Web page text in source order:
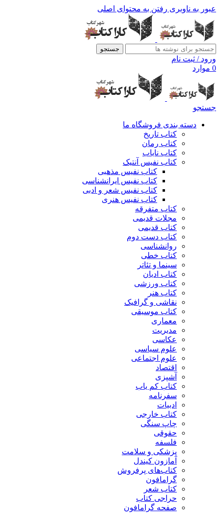
عبور به ناوبری رفتن به محتوای اصلی
جستجو
ورود / ثبت نام
0 موارد
جستجو
دسته بندی فروشگاه ما
کتاب تاریخ
کتاب رمان
کتاب نایاب
کتاب نفیس آنتیک
کتاب نفیس مذهبی
کتاب نفیس ایرانشناسی
کتاب نفیس شعر و ادبی
کتاب نفیس هنری
کتاب متفرقه
مجلات قدیمی
کتاب قدیمی
کتاب دست دوم
روانشناسی
کتاب خطی
سینما و تئاتر
کتاب ادیان
کتاب ورزشی
کتاب هنر
نقاشی و گرافیک
کتاب موسیقی
معماری
مدیریت
عکاسی
علوم سیاسی
علوم اجتماعی
اقتصاد
آشپزی
کتاب کم یاب
سفرنامه
ادبیات
کتاب خارجی
چاپ سنگی
حقوقی
فلسفه
پزشکی و سلامت
آمازون کیندل
کتاب‌های پرفروش
گرامافون
کتاب شعر
حراجی کتاب
صفحه گرامافون